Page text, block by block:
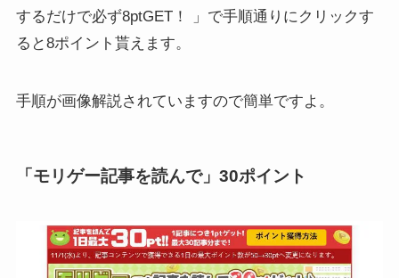
するだけで必ず8ptGET！ 」で手順通りにクリックす
ると8ポイント貰えます。
手順が画像解説されていますので簡単ですよ。
「モリゲー記事を読んで」30ポイント